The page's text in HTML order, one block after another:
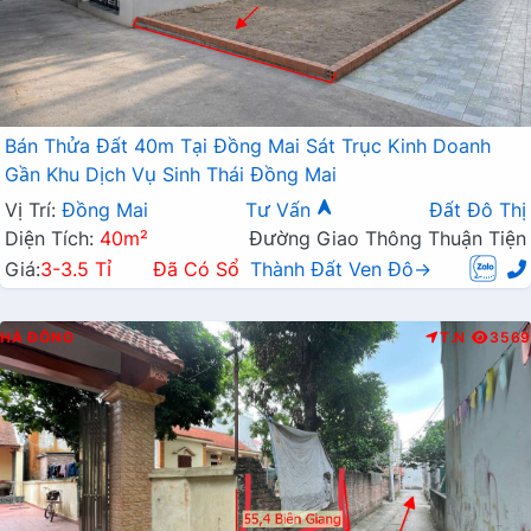
Bán Thửa Đất 40m Tại Đồng Mai Sát Trục Kinh Doanh
Gần Khu Dịch Vụ Sinh Thái Đồng Mai
Vị Trí: Đồng Mai Tư Vấn
Đất Đô Thị
Diện Tích: 40m²
Đường Giao Thông Thuận Tiện
Giá:3-3.5 Tỉ Đã Có Sổ Thành Đất Ven Đô→
HÀ ĐÔNG T.N 3569